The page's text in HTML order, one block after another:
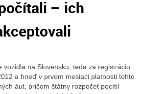
– ich
na Slovensku, teda za registráciu
a hneď v prvom mesiaci platnosti tohto
áut, pričom štátny rozpočet pocítil